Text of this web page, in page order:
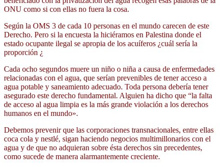
ONU como si con ellas no fuera la cosa.
Según la OMS 3 de cada 10 personas en el mundo carecen de este
Derecho. Pero si la encuesta la hiciéramos en Palestina donde el
estado ocupante ilegal se apropia de los acuíferos ¿cuál sería la
proporción ¿
Cada ocho segundos muere un niño o niña a causa de enfermedades
relacionadas con el agua, que serían prevenibles de tener acceso a
agua potable y saneamiento adecuado. Toda persona debería tener
asegurado este derecho fundamental. Alguien ha dicho que “la falta
de acceso al agua limpia es la más grande violación a los derechos
humanos en el mundo».
Debemos prevenir que las corporaciones transnacionales, entre ellas
coca cola y nestlé, sigan haciendo negocios multimillonarios con el
agua y de que no adquieran sobre ésta derechos sin precedentes,
como sucede de manera alarmantemente creciente.